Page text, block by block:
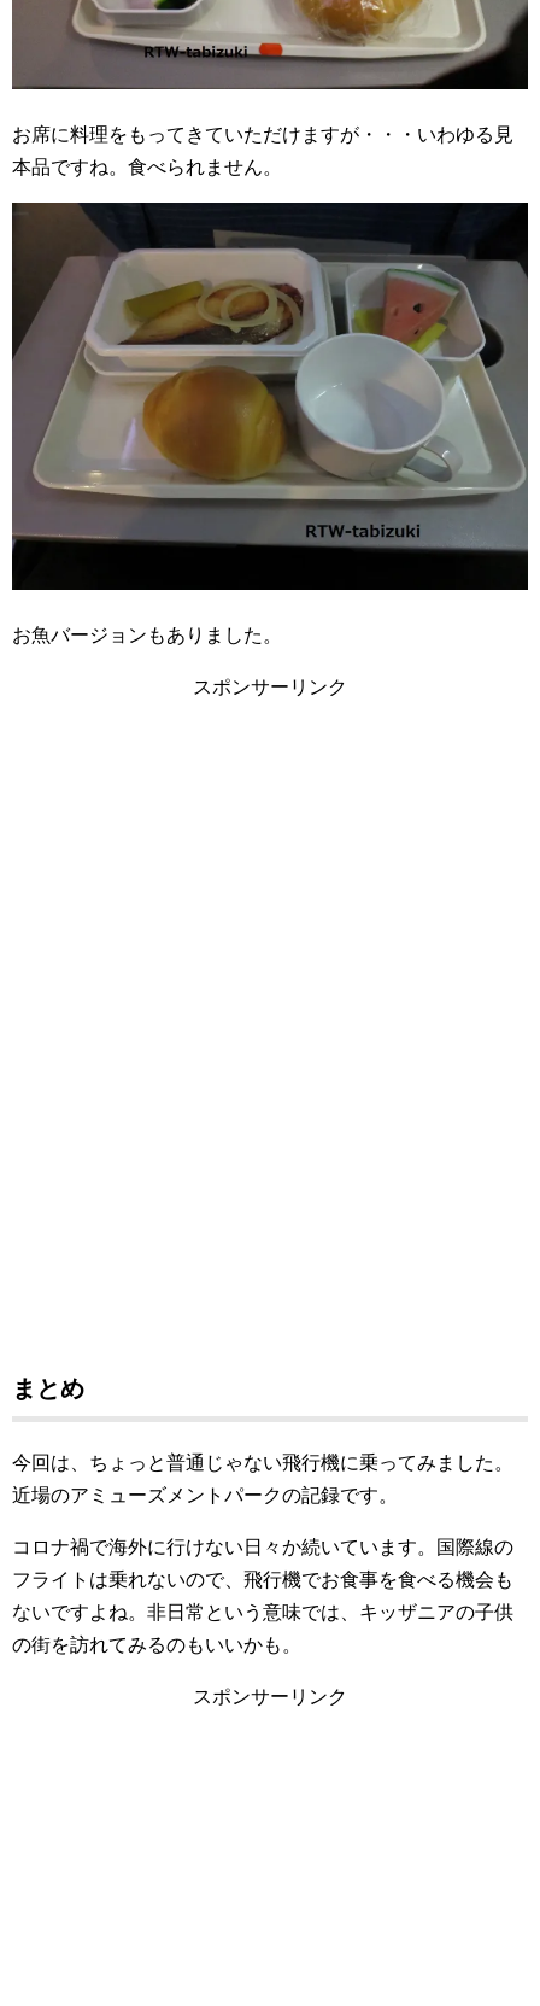
お席に料理をもってきていただけますが・・・いわゆる見
本品ですね。食べられません。
お魚バージョンもありました。
スポンサーリンク
まとめ
今回は、ちょっと普通じゃない飛行機に乗ってみました。
近場のアミューズメントパークの記録です。
コロナ禍で海外に行けない日々か続いています。国際線の
フライトは乗れないので、飛行機でお食事を食べる機会も
ないですよね。非日常という意味では、キッザニアの子供
の街を訪れてみるのもいいかも。
スポンサーリンク